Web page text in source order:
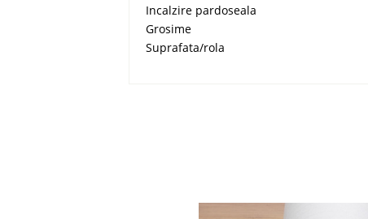
Incalzire pardoseala
Grosime
Suprafata/rola